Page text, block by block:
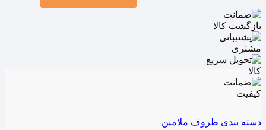
دسته بندی ظروف ملامین